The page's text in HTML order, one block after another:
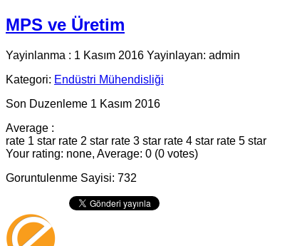
MPS ve Üretim
Yayinlanma : 1 Kasım 2016 Yayinlayan: admin
Kategori: Endüstri Mühendisliği
Son Duzenleme 1 Kasım 2016
Average :
rate 1 star rate 2 star rate 3 star rate 4 star rate 5 star
Your rating: none, Average: 0 (0 votes)
Goruntulenme Sayisi: 732